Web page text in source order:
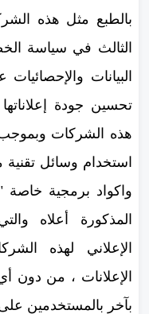
بالطبع مثل هذه
الثالث في سياسة
البيانات
تحسين جودة
هذه الشركات وبموجب
استخدام وسائل تقنية
واكواد برمجية
المذكورة أعلاه
الإعلاني لهذه
الإعلانات ، من
بآخر بالمستخدمين